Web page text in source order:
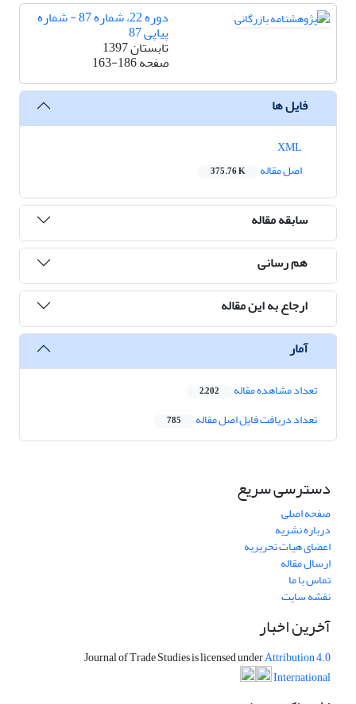
دوره 22، شماره 87 - شماره
پیاپی 87
تابستان 1397
صفحه163-186
فایل ها
اصل مقاله
375.76 K
سابقه مقاله
هم رسانی
ارجاع به این مقاله
آمار
تعداد مشاهده مقاله 2,202
تعداد دریافت فایل اصل مقاله 785
دسترسی سریع
صفحه اصلی
درباره نشریه
اعضای هیات تحریریه
ارسال مقاله
تماس با ما
نقشه سایت
آخرین اخبار
Journal of Trade Studies is licensed underAttribution 4.0
International